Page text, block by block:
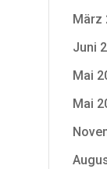
März
Juni
Mai
Mai